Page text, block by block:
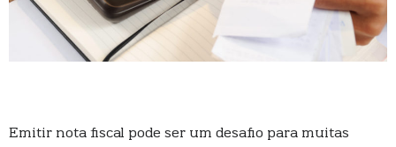
Emitir nota fiscal pode ser um desafio para muitas